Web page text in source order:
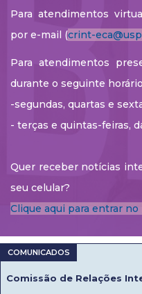
Para atendimentos
por e-mail (crint-
Para atendimentos
durante o seguinte
-segundas, quartas e
- terças e quintas-feiras,
Quer receber notícias
seu celular?
Clique aqui para entrar
Comissão de Relações